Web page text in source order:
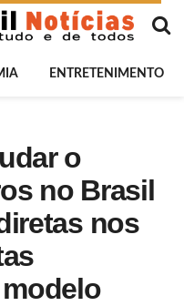
ENTRETENIMENTO
o
no Brasil
nos